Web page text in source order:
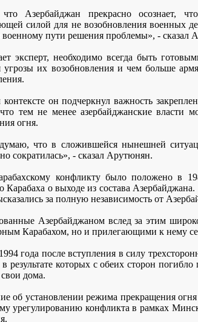
что Азербайджан прекрасно осознает,
силой для не возобновления военных
пути решения проблемы», - сказал
эксперт, необходимо всегда быть
их возобновления и чем больше
он подчеркнул важность
тем не менее азербайджанские
огня.
что в сложившейся нынешней
сократилась», - сказал Арутюнян.
конфликту было положено в
Карабаха о выходе из состава
за полную независимость от
Азербайджаном вслед за этим
Карабахом, но и прилегающими к нему
года после вступления в силу
в результате которых с обеих сторон
дома.
об установлении режима прекращения
урегулированию конфликта в рамках